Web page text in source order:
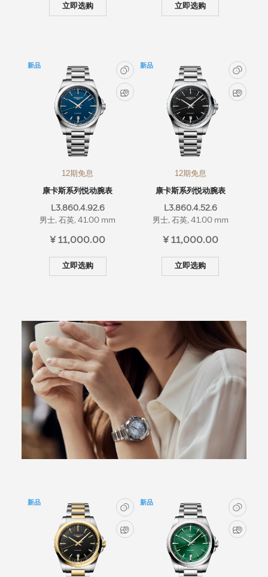
立即选购 立即选购
12期免息
康卡斯系列悦动腕表
L3.860.4.92.6
男士, 石英, 41.00 mm
¥ 11,000.00
立即选购
新品
12期免息
康卡斯系列悦动腕表
L3.860.4.52.6
男士, 石英, 41.00 mm
¥ 11,000.00
立即选购
新品
新品 新品